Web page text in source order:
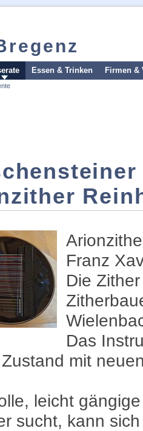
Essen & Trinken Firmen &
Franz
Die
Das
mit
leicht
sucht, kann